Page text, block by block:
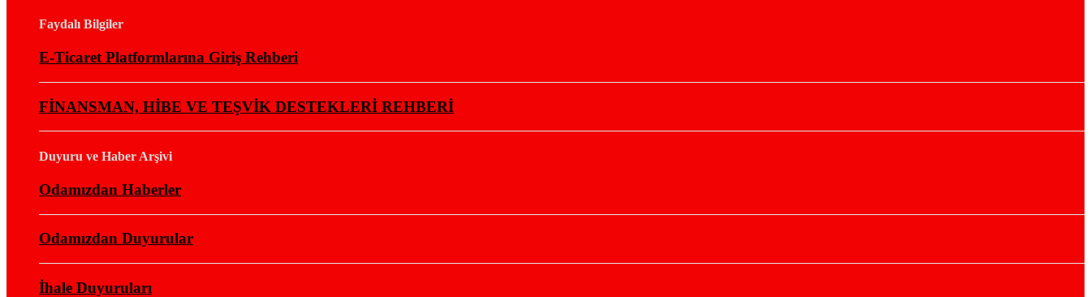
Faydalı Bilgiler
E-Ticaret Platformlarına Giriş Rehberi
FİNANSMAN, HİBE VE TEŞVİK DESTEKLERİ REHBERİ
Duyuru ve Haber Arşivi
Odamızdan Haberler
Odamızdan Duyurular
İhale Duyuruları